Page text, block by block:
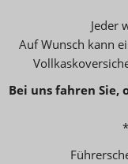
Jeder
Auf Wunsch kann
Bei uns fahren Sie,